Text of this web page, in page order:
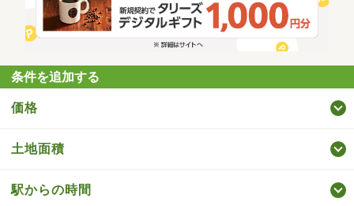
条件を追加する
価格
土地面積
駅からの時間